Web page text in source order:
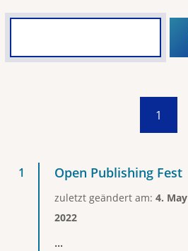
1
Open Publishing Fest
zuletzt geändert am: 4. May
2022
...